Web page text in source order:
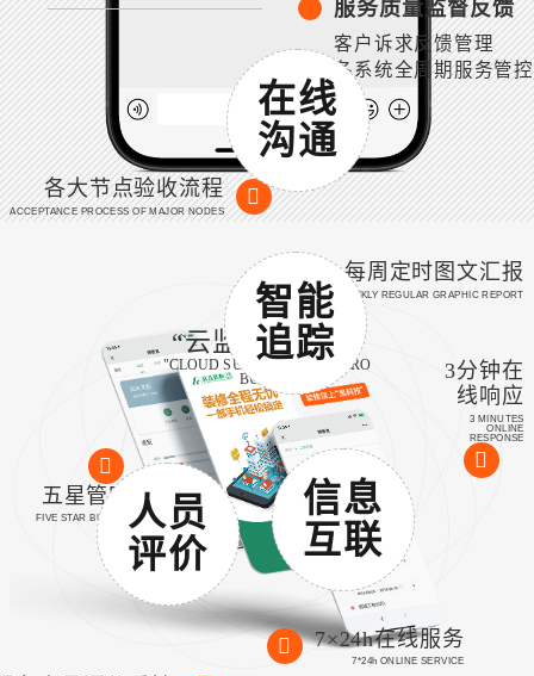
服务质量监督反馈
客户诉求反馈管理
各系统全周期服务管控
“云监工”微管家
"CLOUD SUPERVISOR" MICRO
BUTLER
人员
评价
信息
互联
在线
沟通
智能
追踪
各大节点验收流程
ACCEPTANCE PROCESS OF MAJOR NODES
五星管家服务
FIVE STAR BUTLER SERVICE
7×24h在线服务
7*24h ONLINE SERVICE
每周定时图文汇报
WEEKLY REGULAR GRAPHIC REPORT
3分钟在
线响应
3 MINUTES
ONLINE
RESPONSE